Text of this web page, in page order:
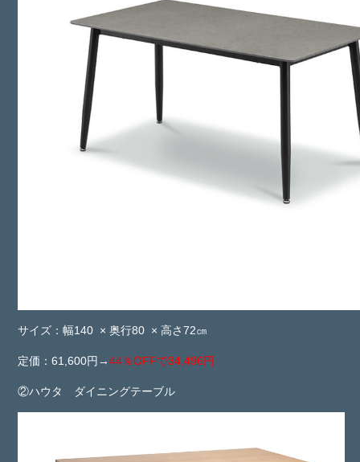
サイズ：幅140 × 奥行80 × 高さ72㎝
定価：61,600円→44％OFFで34,496円
②ハウタ ダイニングテーブル